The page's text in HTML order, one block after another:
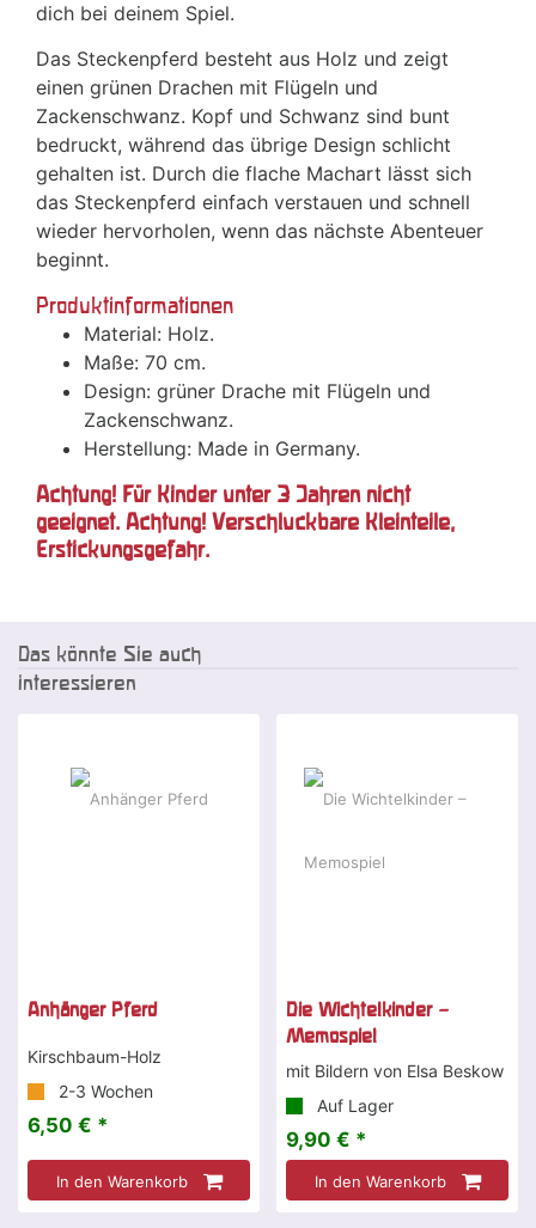
dich bei deinem Spiel.
Das Steckenpferd besteht aus Holz und zeigt
einen grünen Drachen mit Flügeln und
Zackenschwanz. Kopf und Schwanz sind bunt
bedruckt, während das übrige Design schlicht
gehalten ist. Durch die flache Machart lässt sich
das Steckenpferd einfach verstauen und schnell
wieder hervorholen, wenn das nächste Abenteuer
beginnt.
Produktinformationen
Material: Holz.
Maße: 70 cm.
Design: grüner Drache mit Flügeln und
Zackenschwanz.
Herstellung: Made in Germany.
Achtung! Für Kinder unter 3 Jahren nicht
geeignet. Achtung! Verschluckbare Kleinteile,
Erstickungsgefahr.
Das könnte Sie auch
interessieren
Anhänger Pferd
Kirschbaum-Holz
2-3 Wochen
6,50 € *
In den Warenkorb
Die Wichtelkinder –
Memospiel
mit Bildern von Elsa Beskow
Auf Lager
9,90 € *
In den Warenkorb